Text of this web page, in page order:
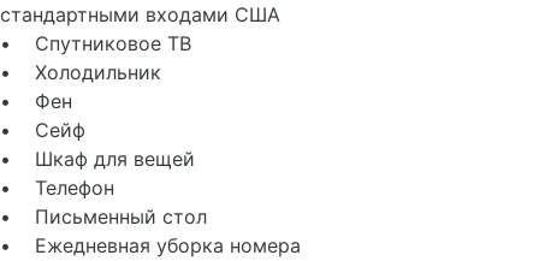
стандартными входами США
• Спутниковое ТВ
• Холодильник
• Фен
• Сейф
• Шкаф для вещей
• Телефон
• Письменный стол
• Ежедневная уборка номера